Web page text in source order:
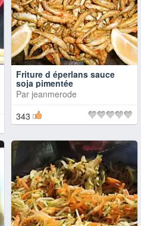
Friture d éperlans sauce
soja pimentée
Par jeanmerode
343